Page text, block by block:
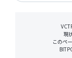
現
このペ